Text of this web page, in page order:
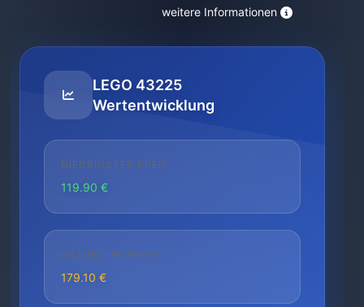
weitere Informationen
LEGO 43225
Wertentwicklung
NIEDRIGSTER PREIS
119.90 €
AKTUELLER PREIS
179.10 €